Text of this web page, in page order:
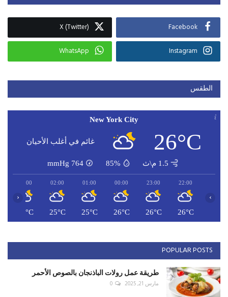
Facebook
X (Twitter)
Instagram
WhatsApp
الطقس
New York City
26°C غائم في أغلب الأحيان
1.5 م\ث 85%
764
mmHg
22:00
26°C
23:00
26°C
00:00
26°C
01:00
25°C
02:00
25°C
03:00
25°C
‹ ›
POPULAR POSTS
طريقة عمل رولات الباذنجان بالصوص الأحمر
مارس 21, 2025 0